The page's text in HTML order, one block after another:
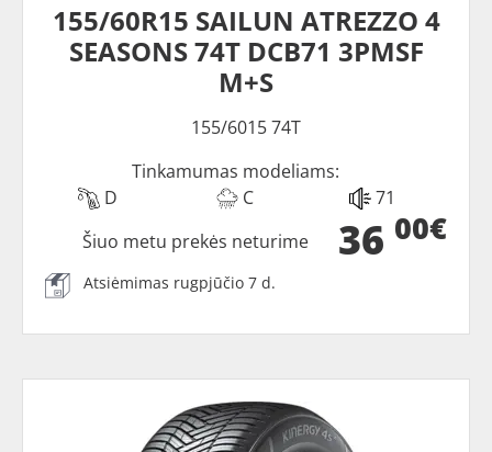
155/60R15 SAILUN ATREZZO 4
SEASONS 74T DCB71 3PMSF
M+S
155/6015 74T
Tinkamumas modeliams:
D
C 71
36 00€
Šiuo metu prekės neturime
Atsiėmimas rugpjūčio 7 d.